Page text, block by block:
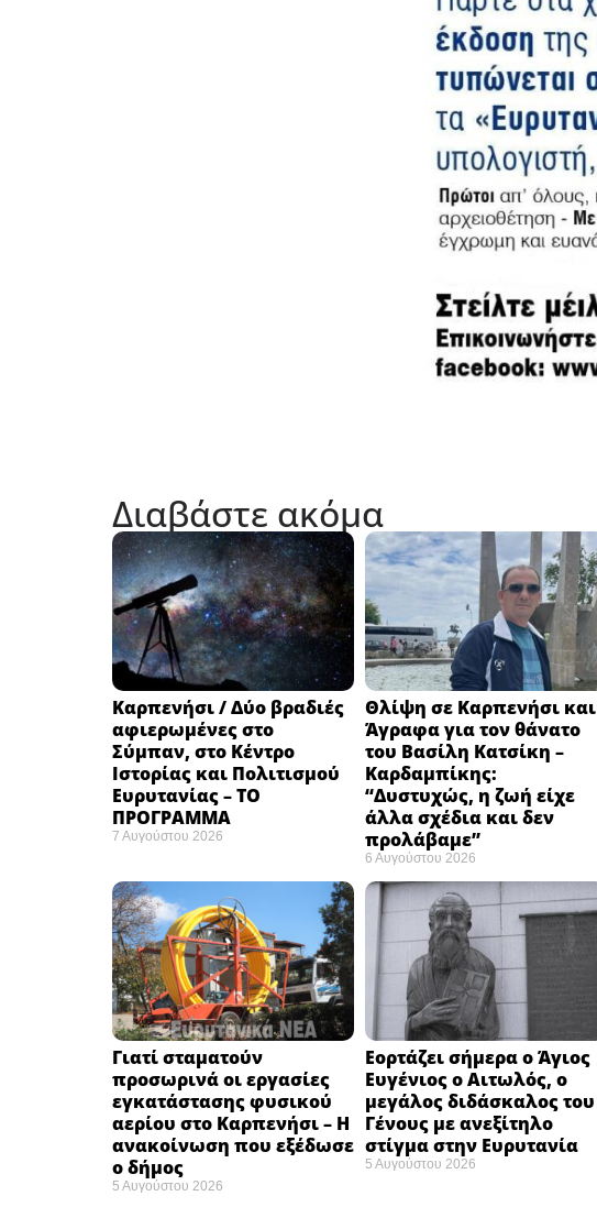
Διαβάστε ακόμα
Καρπενήσι / Δύο βραδιές
αφιερωμένες στο
Σύμπαν, στο Κέντρο
Ιστορίας και Πολιτισμού
Ευρυτανίας – ΤΟ
ΠΡΟΓΡΑΜΜΑ
7 Αυγούστου 2026
Θλίψη σε Καρπενήσι και
Άγραφα για τον θάνατο
του Βασίλη Κατσίκη –
Καρδαμπίκης:
“Δυστυχώς, η ζωή είχε
άλλα σχέδια και δεν
προλάβαμε”
6 Αυγούστου 2026
Γιατί σταματούν
προσωρινά οι εργασίες
εγκατάστασης φυσικού
αερίου στο Καρπενήσι – Η
ανακοίνωση που εξέδωσε
ο δήμος
5 Αυγούστου 2026
Εορτάζει σήμερα ο Άγιος
Ευγένιος ο Αιτωλός, ο
μεγάλος διδάσκαλος του
Γένους με ανεξίτηλο
στίγμα στην Ευρυτανία
5 Αυγούστου 2026